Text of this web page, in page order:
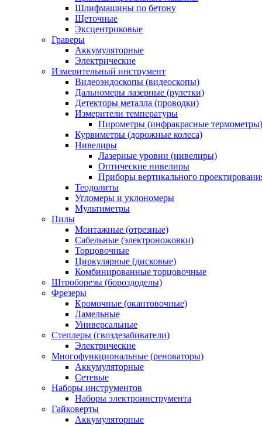
Шлифмашины по бетону
Щеточные
Эксцентриковые
Граверы
Аккумуляторные
Электрические
Измерительный инструмент
Видеоэндоскопы (видеоскопы)
Дальномеры лазерные (рулетки)
Детекторы металла (проводки)
Измерители температуры
Пирометры (инфракрасные термометры)
Курвиметры (дорожные колеса)
Нивелиры
Лазерные уровни (нивелиры)
Оптические нивелиры
Приборы вертикального
Теодолиты
Угломеры и уклономеры
Мультиметры
Пилы
Монтажные (отрезные)
Сабельные (электроножовки)
Торцовочные
Циркулярные (дисковые)
Комбинированные торцовочные
Штроборезы (бороздоделы)
Фрезеры
Кромочные (окантовочные)
Ламельные
Универсальные
Степлеры (гвоздезабиватели)
Электрические
Многофункциональные (реноваторы)
Аккумуляторные
Сетевые
Наборы инструментов
Наборы электроинструмента
Гайковерты
Аккумуляторные